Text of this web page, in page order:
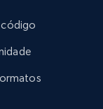
código